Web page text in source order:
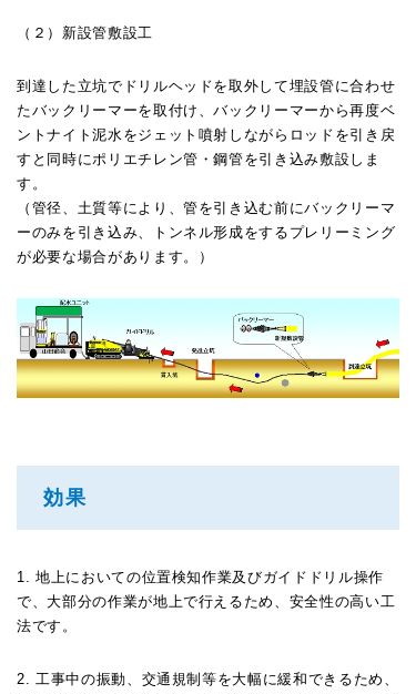
（２）新設管敷設工
到達した立坑でドリルヘッドを取外して埋設管に合わせ
たバックリーマーを取付け、バックリーマーから再度ベ
ントナイト泥水をジェット噴射しながらロッドを引き戻
すと同時にポリエチレン管・鋼管を引き込み敷設しま
す。
（管径、土質等により、管を引き込む前にバックリーマ
ーのみを引き込み、トンネル形成をするプレリーミング
が必要な場合があります。）
効果
1. 地上においての位置検知作業及びガイドドリル操作
で、大部分の作業が地上で行えるため、安全性の高い工
法です。
2. 工事中の振動、交通規制等を大幅に緩和できるため、